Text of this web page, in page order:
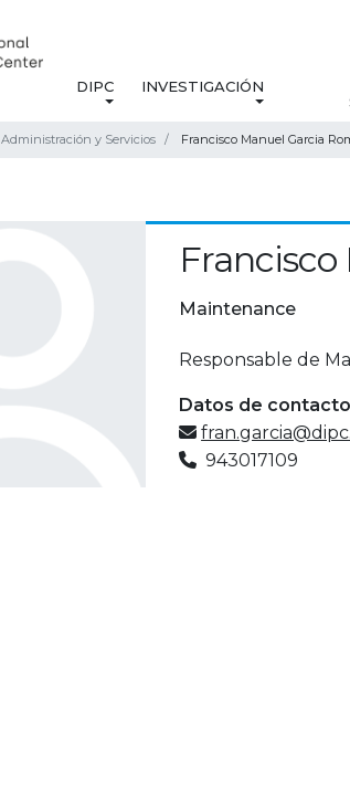
DIPC INVESTIGACIÓN
Administración y Servicios Francisco Manuel Garcia
Maintenance
Responsable de
Datos de contacto
943017109